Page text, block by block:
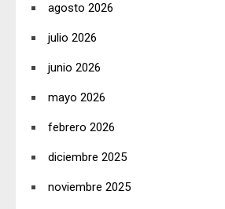
agosto 2026
julio 2026
junio 2026
mayo 2026
febrero 2026
diciembre 2025
noviembre 2025